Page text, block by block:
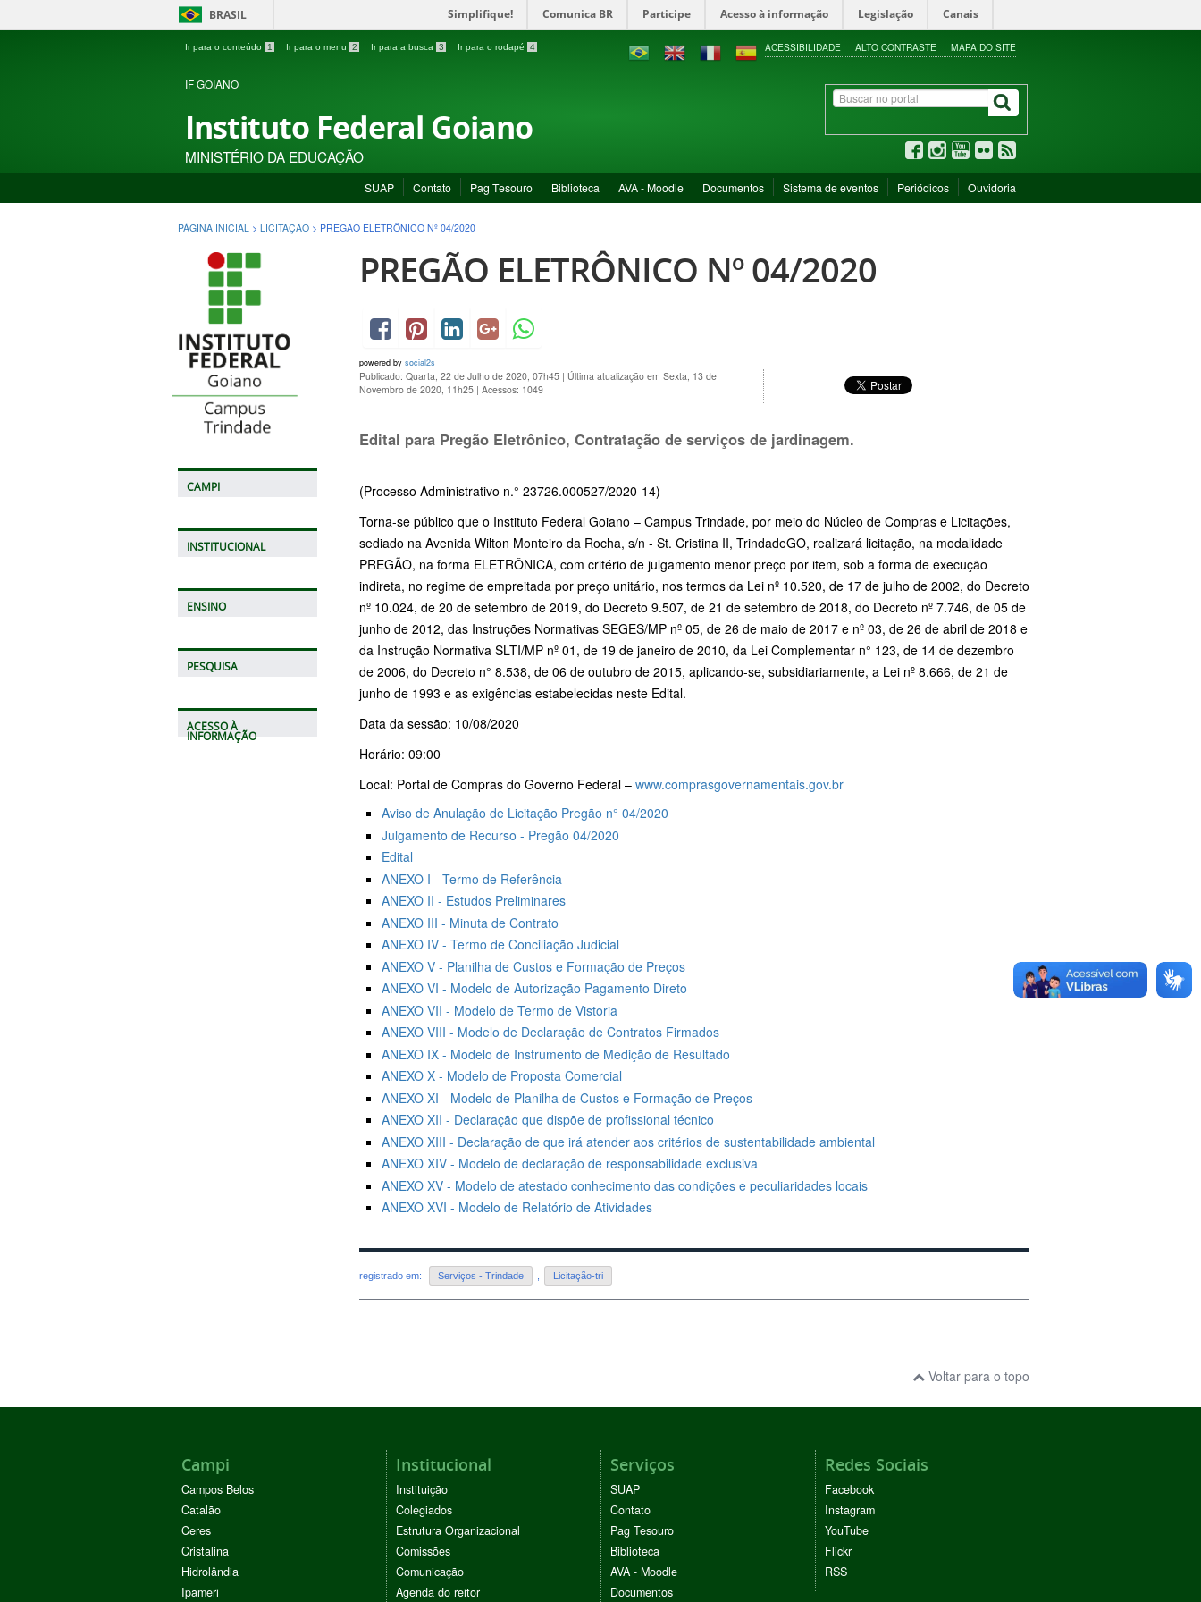
BRASIL Simplifique! Comunica BR Participe Acesso à informação Legislação Canais
Ir para o conteúdo 1 Ir para o menu 2 Ir para a busca 3 Ir para o rodapé 4 ACESSIBILIDADE ALTO CONTRASTE MAPA DO SITE
IF GOIANO
Instituto Federal Goiano
MINISTÉRIO DA EDUCAÇÃO
SUAP Contato Pag Tesouro Biblioteca AVA - Moodle Documentos Sistema de eventos Periódicos Ouvidoria
PÁGINA INICIAL > LICITAÇÃO > PREGÃO ELETRÔNICO Nº 04/2020
CAMPI
INSTITUCIONAL
ENSINO
PESQUISA
ACESSO À
INFORMAÇÃO
PREGÃO ELETRÔNICO Nº 04/2020
powered by social2s
Publicado: Quarta, 22 de Julho de 2020, 07h45 | Última atualização em Sexta, 13 de
Novembro de 2020, 11h25 | Acessos: 1049
Edital para Pregão Eletrônico, Contratação de serviços de jardinagem.
(Processo Administrativo n.° 23726.000527/2020-14)
Torna-se público que o Instituto Federal Goiano – Campus Trindade, por meio do Núcleo de Compras e Licitações,
sediado na Avenida Wilton Monteiro da Rocha, s/n - St. Cristina II, TrindadeGO, realizará licitação, na modalidade
PREGÃO, na forma ELETRÔNICA, com critério de julgamento menor preço por item, sob a forma de execução
indireta, no regime de empreitada por preço unitário, nos termos da Lei nº 10.520, de 17 de julho de 2002, do Decreto
nº 10.024, de 20 de setembro de 2019, do Decreto 9.507, de 21 de setembro de 2018, do Decreto nº 7.746, de 05 de
junho de 2012, das Instruções Normativas SEGES/MP nº 05, de 26 de maio de 2017 e nº 03, de 26 de abril de 2018 e
da Instrução Normativa SLTI/MP nº 01, de 19 de janeiro de 2010, da Lei Complementar n° 123, de 14 de dezembro
de 2006, do Decreto n° 8.538, de 06 de outubro de 2015, aplicando-se, subsidiariamente, a Lei nº 8.666, de 21 de
junho de 1993 e as exigências estabelecidas neste Edital.
Data da sessão: 10/08/2020
Horário: 09:00
Local: Portal de Compras do Governo Federal – www.comprasgovernamentais.gov.br
Aviso de Anulação de Licitação Pregão n° 04/2020
Julgamento de Recurso - Pregão 04/2020
Edital
ANEXO I - Termo de Referência
ANEXO II - Estudos Preliminares
ANEXO III - Minuta de Contrato
ANEXO IV - Termo de Conciliação Judicial
ANEXO V - Planilha de Custos e Formação de Preços
ANEXO VI - Modelo de Autorização Pagamento Direto
ANEXO VII - Modelo de Termo de Vistoria
ANEXO VIII - Modelo de Declaração de Contratos Firmados
ANEXO IX - Modelo de Instrumento de Medição de Resultado
ANEXO X - Modelo de Proposta Comercial
ANEXO XI - Modelo de Planilha de Custos e Formação de Preços
ANEXO XII - Declaração que dispõe de profissional técnico
ANEXO XIII - Declaração de que irá atender aos critérios de sustentabilidade ambiental
ANEXO XIV - Modelo de declaração de responsabilidade exclusiva
ANEXO XV - Modelo de atestado conhecimento das condições e peculiaridades locais
ANEXO XVI - Modelo de Relatório de Atividades
registrado em: Serviços - Trindade Licitação-tri
Voltar para o topo
Campi
Campos Belos
Catalão
Ceres
Cristalina
Hidrolândia
Ipameri
Institucional
Instituição
Colegiados
Estrutura Organizacional
Comissões
Comunicação
Agenda do reitor
Serviços
SUAP
Contato
Pag Tesouro
Biblioteca
AVA - Moodle
Documentos
Redes Sociais
Facebook
Instagram
YouTube
Flickr
RSS